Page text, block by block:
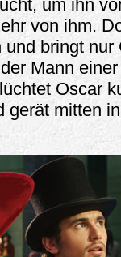
um ihn
von ihm.
bringt nur
Mann
Oscar
mitten